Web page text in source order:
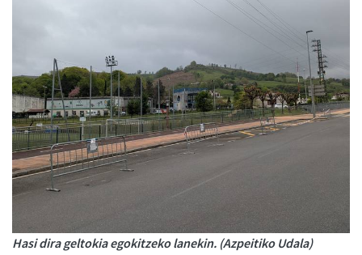
Hasi dira geltokia egokitzeko lanekin. (Azpeitiko Udala)